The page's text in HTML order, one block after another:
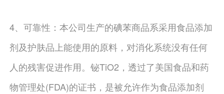
4、可靠性：本公司生产的碘苯商品系采用食品添加
剂及护肤品上能使用的原料，对消化系统没有任何
人的残害促进作用。铋TiO2，透过了美国食品和药
物管理处(FDA)的证书，是被允许作为食品添加剂